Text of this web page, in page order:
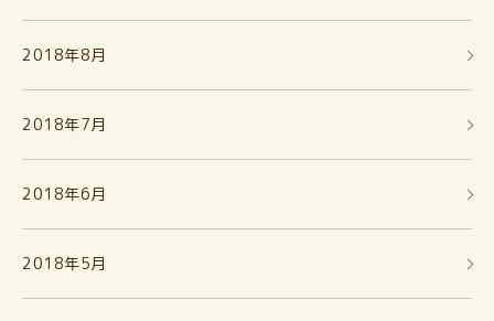
2018年8月
2018年7月
2018年6月
2018年5月